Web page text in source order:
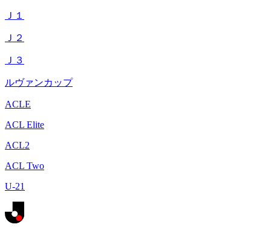
Ｊ１
Ｊ２
Ｊ３
ルヴァンカップ
ACLE
ACL Elite
ACL2
ACL Two
U-21